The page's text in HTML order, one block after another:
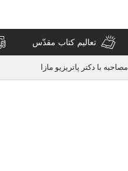
تعالیم کتاب مقدّس
مصاحبه با دکتر پاتریزیو مازا